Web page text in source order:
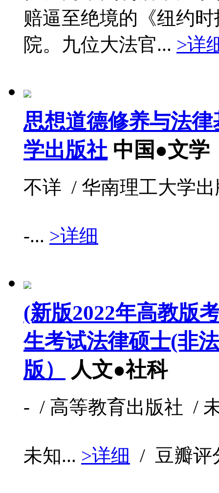
赔逼至绝境的《纽约
院。九位大法官... >详
思想道德修养与法
学出版社 中国●文学
不详 / 华南理工大学
-... >详细
(新版2022年高教版
生考试法律硕士(非
版）
人文●社科
- / 高等教育出版社 /
未知... >详细 / 豆瓣